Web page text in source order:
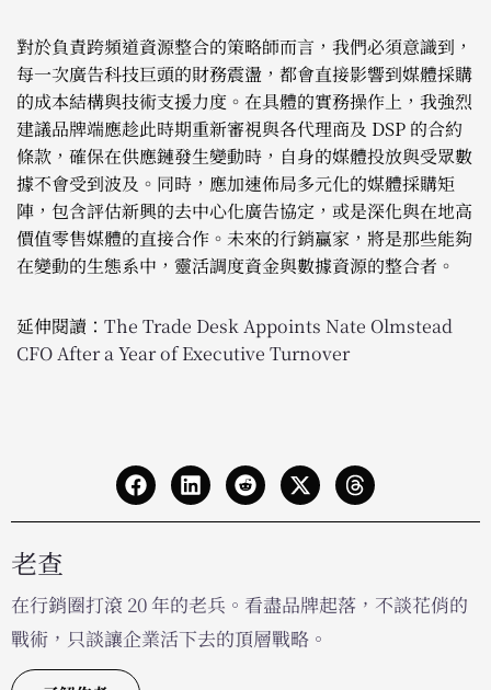
對於負責跨頻道資源整合的策略師而言，我們必須意識到，
每一次廣告科技巨頭的財務震盪，都會直接影響到媒體採購
的成本結構與技術支援力度。在具體的實務操作上，我強烈
建議品牌端應趁此時期重新審視與各代理商及 DSP 的合約
條款，確保在供應鏈發生變動時，自身的媒體投放與受眾數
據不會受到波及。同時，應加速佈局多元化的媒體採購矩
陣，包含評估新興的去中心化廣告協定，或是深化與在地高
價值零售媒體的直接合作。未來的行銷贏家，將是那些能夠
在變動的生態系中，靈活調度資金與數據資源的整合者。
延伸閱讀： The Trade Desk Appoints Nate Olmstead
CFO After a Year of Executive Turnover
老查
在行銷圈打滾 20 年的老兵。看盡品牌起落，不談花俏的
戰術，只談讓企業活下去的頂層戰略。